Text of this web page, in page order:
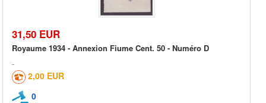
31,50 EUR
Royaume 1934 - Annexion Fiume Cent. 50 - Numéro D
2,00 EUR
0